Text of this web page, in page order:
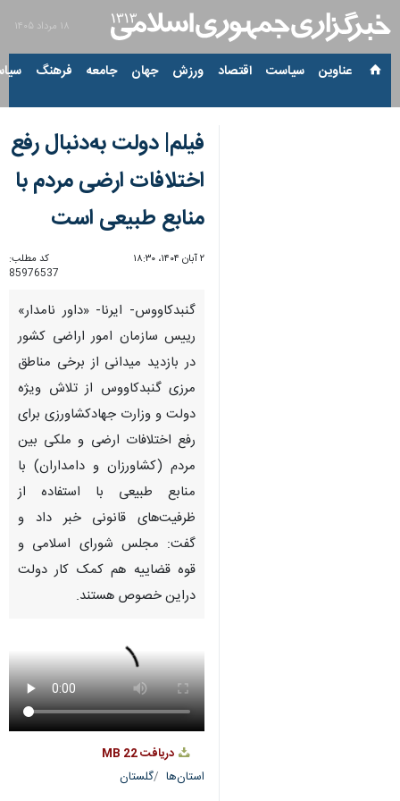
۱۸ مرداد ۱۴۰۵
عناوین‌ سیاست اقتصاد ورزش جهان جامعه فرهنگ
فیلم| دولت به‌دنبال رفع
اختلافات ارضی مردم با
منابع طبیعی است
۲ آبان ۱۴۰۴، ۱۸:۳۰
کد مطلب:
85976537
Pause Play